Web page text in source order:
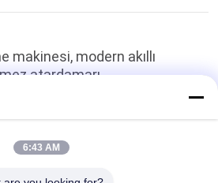
makinesi, modern akıllı
atardamarı.
Sayfanın Üstü
6:43 AM